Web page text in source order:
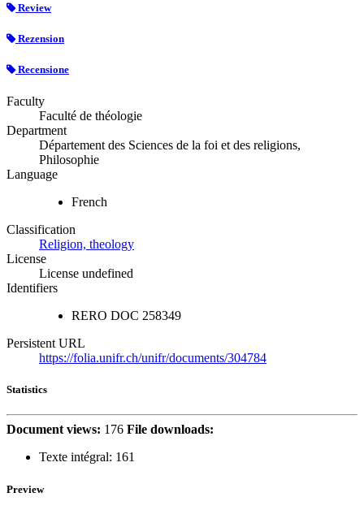
Review
Rezension
Recensione
Faculty
Faculté de théologie
Department
Département des Sciences de la foi et des religions,
Philosophie
Language
French
Classification
Religion, theology
License
License undefined
Identifiers
RERO DOC 258349
Persistent URL
https://folia.unifr.ch/unifr/documents/304784
Statistics
Document views: 176 File downloads:
Texte intégral: 161
Preview